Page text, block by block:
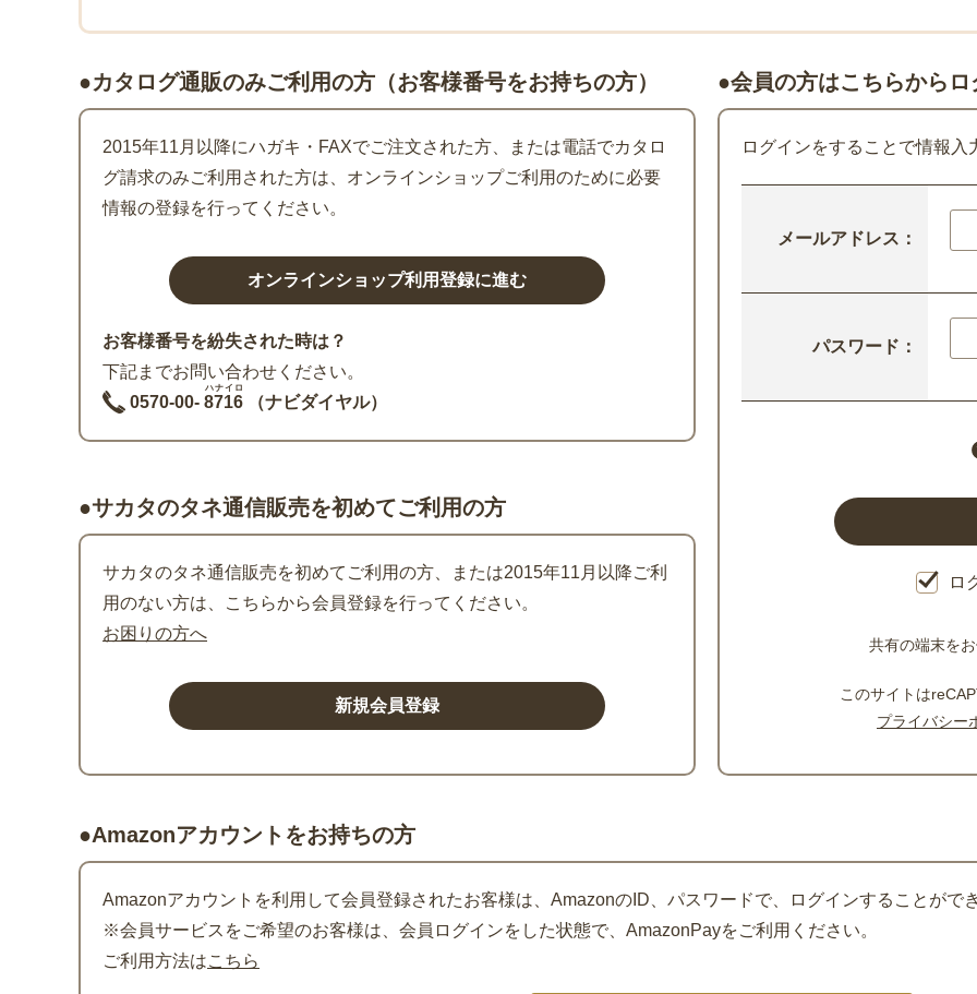
●カタログ通販のみご利用の方（お客様番号をお持ちの方）
2015年11月以降にハガキ・FAXでご注文された方、または電話でカタロ
グ請求のみご利用された方は、オンラインショップご利用のために必要
情報の登録を行ってください。
お客様番号を紛失された時は？
下記までお問い合わせください。
0570-00- 8716
ハナイロ
（ナビダイヤル）
●サカタのタネ通信販売を初めてご利用の方
サカタのタネ通信販売を初めてご利用の方、または2015年11月以降ご利
用のない方は、こちらから会員登録を行ってください。
お困りの方へ
●会員の方はこちらから
ログインをすることで情報
メールアドレス：
パスワード：
ロ
共有の端末を
このサイトは
プライバシー
●Amazonアカウントをお持ちの方
Amazonアカウントを利用して会員登録されたお客様は、AmazonのID、パスワードで、ログインすることがで
※会員サービスをご希望のお客様は、会員ログインをした状態で、AmazonPayをご利用ください。
ご利用方法はこちら